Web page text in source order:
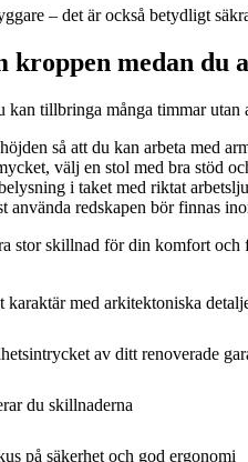
– det är också betydligt
kroppen medan du
kan tillbringa många timmar
så att du kan arbeta med
välj en stol med bra stöd
i taket med riktat
använda redskapen bör finnas
stor skillnad för din komfort och
karaktär med arkitektoniska
av ditt renoverade
du skillnaderna
på säkerhet och god ergonomi